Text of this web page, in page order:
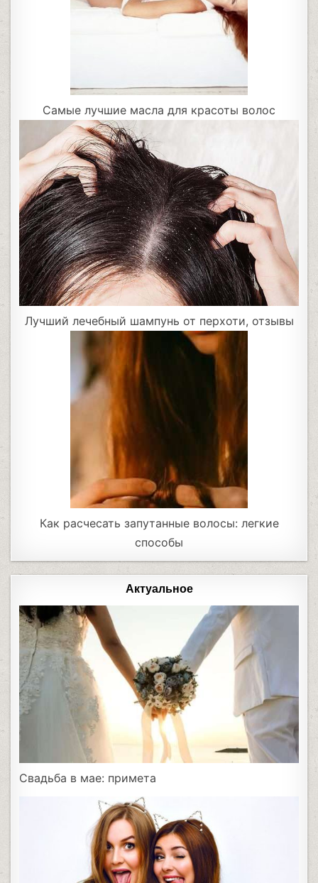
Самые лучшие масла для красоты волос
Лучший лечебный шампунь от перхоти, отзывы
Как расчесать запутанные волосы: легкие
способы
Актуальное
Свадьба в мае: примета